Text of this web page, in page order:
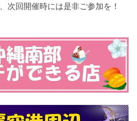
次回開催時には是非ご参加を！